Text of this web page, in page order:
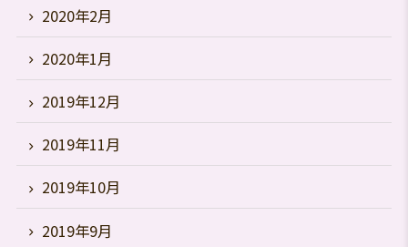
2020年2月
2020年1月
2019年12月
2019年11月
2019年10月
2019年9月